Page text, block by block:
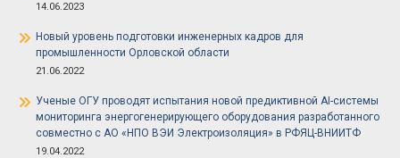
14.06.2023
Новый уровень подготовки инженерных кадров для
промышленности Орловской области
21.06.2022
Ученые ОГУ проводят испытания новой предиктивной AI-системы
мониторинга энергогенерирующего оборудования разработанного
совместно с АО «НПО ВЭИ Электроизоляция» в РФЯЦ-ВНИИТФ
19.04.2022